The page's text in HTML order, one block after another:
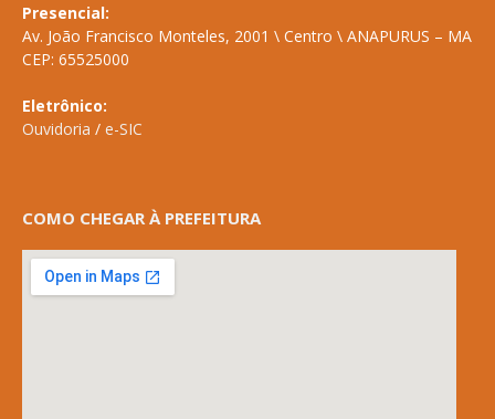
Presencial:
Av. João Francisco Monteles, 2001 \ Centro \ ANAPURUS – MA
CEP: 65525000
Eletrônico:
Ouvidoria / e-SIC
COMO CHEGAR À PREFEITURA